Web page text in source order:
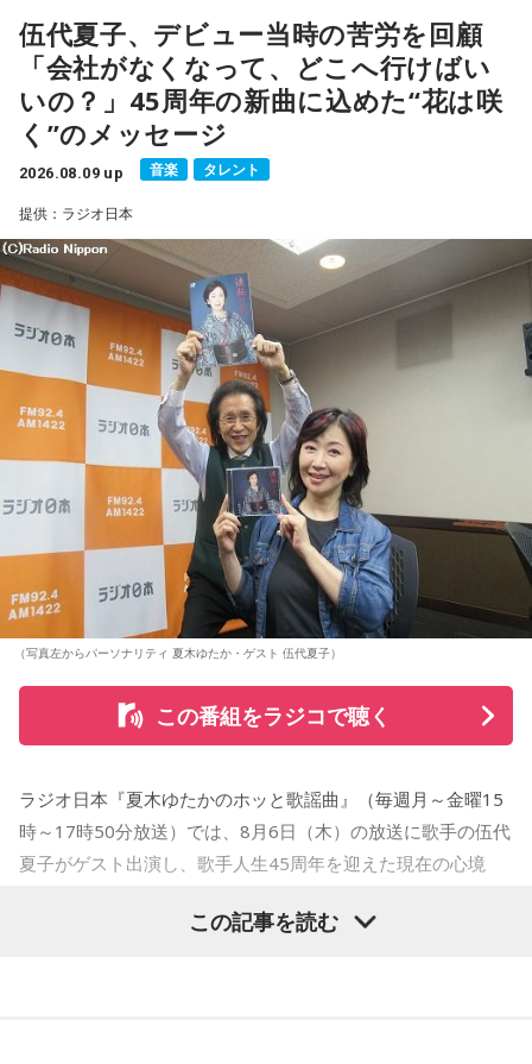
■放送日時：2026年8月16日（日） 19時～20時
■パーソナリティ：吉田尚記
■ゲスト：小山宙哉
■メールアドレス：manga@1242.com
■公式Xアカウント：@MANGARADIO1242
■ハッシュタグ：#マンガのラジオ
■番組HP：https://manga-no-radio.com/
伍代夏子、デビュー当時の苦労を回顧
「会社がなくなって、どこへ行けばい
いの？」45周年の新曲に込めた“花は咲
く”のメッセージ
2026.08.09 up 音楽 タレント
提供：ラジオ日本
（写真左からパーソナリティ 夏木ゆたか・ゲスト 伍代夏子）
この番組をラジコで聴く
ラジオ日本『夏木ゆたかのホッと歌謡曲』（毎週月～金曜15
時～17時50分放送）では、8月6日（木）の放送に歌手の伍代
夏子がゲスト出演し、歌手人生45周年を迎えた現在の心境
この記事を読む